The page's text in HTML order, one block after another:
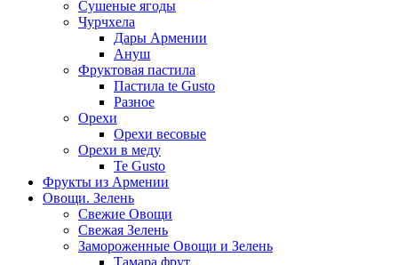
Сушеные ягоды
Чурчхела
Дары Армении
Ануш
Фруктовая пастила
Пастила te Gusto
Разное
Орехи
Орехи весовые
Орехи в меду
Te Gusto
Фрукты из Армении
Овощи. Зелень
Свежие Овощи
Свежая Зелень
Замороженные Овощи и Зелень
Тамара фрут